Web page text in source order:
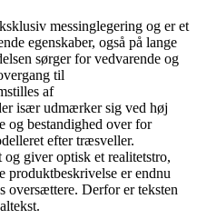
messinglegering og er et
egenskaber, også på lange
sørger for vedvarende og
til
af
især udmærker sig ved høj
og bestandighed over for
efter træsveller.
giver optisk et realitetstro,
er endnu
oversættere. Derfor er teksten